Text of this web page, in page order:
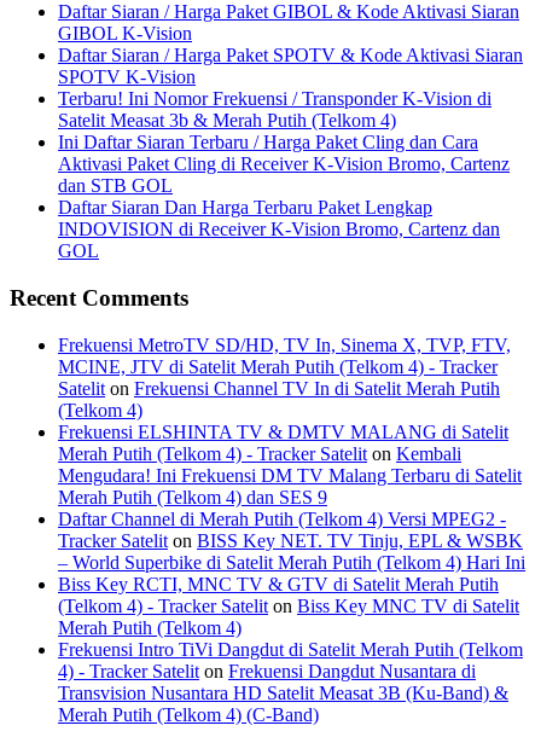
Daftar Siaran / Harga Paket GIBOL & Kode Aktivasi Siaran
GIBOL K-Vision
Daftar Siaran / Harga Paket SPOTV & Kode Aktivasi Siaran
SPOTV K-Vision
Terbaru! Ini Nomor Frekuensi / Transponder K-Vision di
Satelit Measat 3b & Merah Putih (Telkom 4)
Ini Daftar Siaran Terbaru / Harga Paket Cling dan Cara
Aktivasi Paket Cling di Receiver K-Vision Bromo, Cartenz
dan STB GOL
Daftar Siaran Dan Harga Terbaru Paket Lengkap
INDOVISION di Receiver K-Vision Bromo, Cartenz dan
GOL
Recent Comments
Frekuensi MetroTV SD/HD, TV In, Sinema X, TVP, FTV,
MCINE, JTV di Satelit Merah Putih (Telkom 4) - Tracker
Satelit on Frekuensi Channel TV In di Satelit Merah Putih
(Telkom 4)
Frekuensi ELSHINTA TV & DMTV MALANG di Satelit
Merah Putih (Telkom 4) - Tracker Satelit on Kembali
Mengudara! Ini Frekuensi DM TV Malang Terbaru di Satelit
Merah Putih (Telkom 4) dan SES 9
Daftar Channel di Merah Putih (Telkom 4) Versi MPEG2 -
Tracker Satelit on BISS Key NET. TV Tinju, EPL & WSBK
– World Superbike di Satelit Merah Putih (Telkom 4) Hari Ini
Biss Key RCTI, MNC TV & GTV di Satelit Merah Putih
(Telkom 4) - Tracker Satelit on Biss Key MNC TV di Satelit
Merah Putih (Telkom 4)
Frekuensi Intro TiVi Dangdut di Satelit Merah Putih (Telkom
4) - Tracker Satelit on Frekuensi Dangdut Nusantara di
Transvision Nusantara HD Satelit Measat 3B (Ku-Band) &
Merah Putih (Telkom 4) (C-Band)